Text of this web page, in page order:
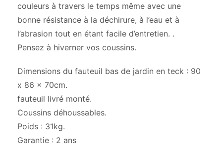
couleurs à travers le temps même avec une
bonne résistance à la déchirure, à l’eau et à
l’abrasion tout en étant facile d’entretien. .
Pensez à hiverner vos coussins.
Dimensions du fauteuil bas de jardin en teck : 90
x 86 x 70cm.
fauteuil livré monté.
Coussins déhoussables.
Poids : 31kg.
Garantie : 2 ans